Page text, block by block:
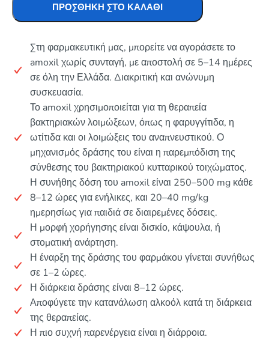
ΠΡΟΣΘΉΚΗ ΣΤΟ ΚΑΛΆΘΙ
Στη φαρμακευτική μας, μπορείτε να αγοράσετε το
amoxil χωρίς συνταγή, με αποστολή σε 5–14 ημέρες
σε όλη την Ελλάδα. Διακριτική και ανώνυμη
συσκευασία.
Το amoxil χρησιμοποιείται για τη θεραπεία
βακτηριακών λοιμώξεων, όπως η φαρυγγίτιδα, η
ωτίτιδα και οι λοιμώξεις του αναπνευστικού. Ο
μηχανισμός δράσης του είναι η παρεμπόδιση της
σύνθεσης του βακτηριακού κυτταρικού τοιχώματος.
Η συνήθης δόση του amoxil είναι 250–500 mg κάθε
8–12 ώρες για ενήλικες, και 20–40 mg/kg
ημερησίως για παιδιά σε διαιρεμένες δόσεις.
Η μορφή χορήγησης είναι δισκίο, κάψουλα, ή
στοματική ανάρτηση.
Η έναρξη της δράσης του φαρμάκου γίνεται συνήθως
σε 1–2 ώρες.
Η διάρκεια δράσης είναι 8–12 ώρες.
Αποφύγετε την κατανάλωση αλκοόλ κατά τη διάρκεια
της θεραπείας.
Η πιο συχνή παρενέργεια είναι η διάρροια.